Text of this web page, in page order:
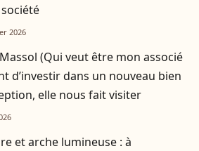
2026
(Qui veut être mon associé
d’investir dans un nouveau bien
elle nous fait visiter
et arche lumineuse : à